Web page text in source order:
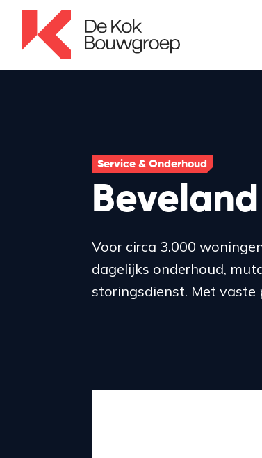
Service & Onderhoud
Voor circa 3.000
dagelijks onderhoud,
storingsdienst. Met vaste